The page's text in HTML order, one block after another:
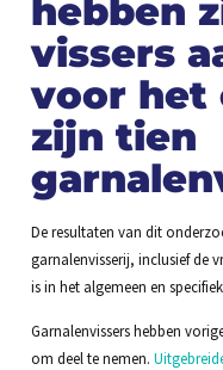
hebben
vissers
voor het
zijn tien
De resultaten van dit
garnalenvisserij, inclusief de
is in het algemeen en
Garnalenvissers hebben
om deel te nemen.